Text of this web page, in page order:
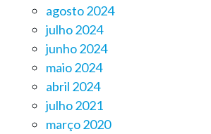
agosto 2024
julho 2024
junho 2024
maio 2024
abril 2024
julho 2021
março 2020